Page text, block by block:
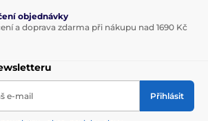
objednávky
a doprava zdarma při nákupu nad 1690 Kč
e-mail Přihlásit